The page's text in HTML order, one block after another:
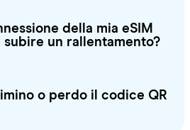
della mia eSIM
un rallentamento?
o perdo il codice QR